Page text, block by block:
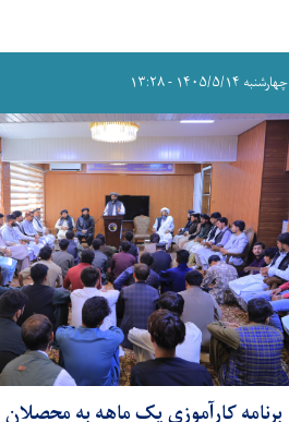
چهارشنبه ۱۴۰۵/۵/۱۴ - ۱۳:۲۸
برنامه کارآموزی یک ماهه به محصلان